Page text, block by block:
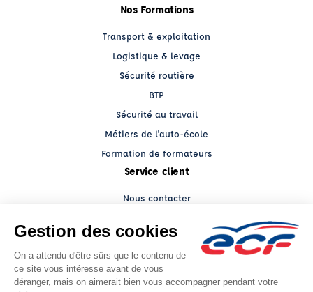
Nos Formations
Transport & exploitation
Logistique & levage
Sécurité routière
BTP
Sécurité au travail
Métiers de l'auto-école
Formation de formateurs
Service client
Nous contacter
Espace client
Grands comptes